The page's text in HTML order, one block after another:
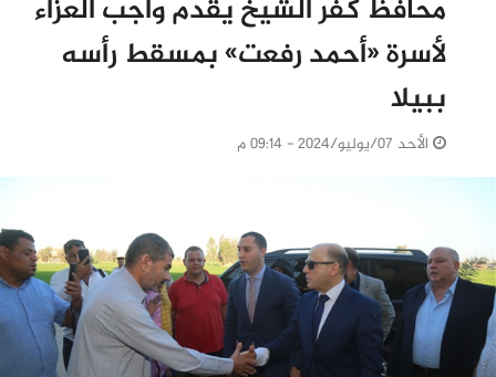
محافظ كفر الشيخ يقدم واجب العزاء
لأسرة «أحمد رفعت» بمسقط رأسه
ببيلا
الأحد 07/يوليو/2024 - 09:14 م